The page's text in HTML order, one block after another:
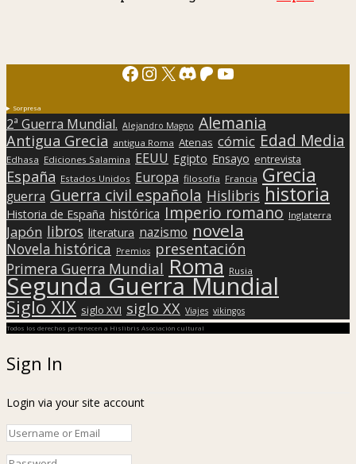
Facebook
Instagram
X Discord
Patreon
YouTube
Sorpresa
2ª Guerra Mundial. Alejandro Magno Alemania
Antigua Grecia antigua Roma Atenas cómic Edad Media
Edhasa Ediciones Salamina EEUU Egipto Ensayo entrevista
España Estados Unidos Europa filosofía Francia Grecia
guerra Guerra civil española Hislibris historia
Historia de España histórica Imperio romano Inglaterra
Japón libros literatura nazismo novela
Novela histórica Premios presentación
Primera Guerra Mundial Roma Rusia
Segunda Guerra Mundial
Siglo XIX siglo XVI siglo XX Viajes vikingos
Todos los derechos pertenecen a Hislibris Asociación cultural
Sign In
Login via your site account